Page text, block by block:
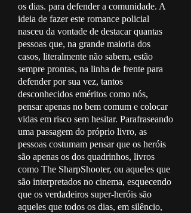
os dias. para defender a comunidade. A
ideia de fazer este romance policial
nasceu da vontade de destacar quantas
pessoas que, na grande maioria dos
casos, literalmente não sabem, estão
sempre prontas, na linha de frente para
defender por sua vez, tantos
desconhecidos eméritos como nós,
pensar apenas no bem comum e colocar
vidas em risco sem hesitar. Parafraseando
uma passagem do próprio livro, as
pessoas costumam pensar que os heróis
são apenas os dos quadrinhos, livros
como The SharpShooter, ou aqueles que
são interpretados no cinema, esquecendo
que os verdadeiros super-heróis são
aqueles que todos os dias, em silêncio,